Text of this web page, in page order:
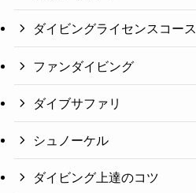
ダイビングライセンスコース
ファンダイビング
ダイブサファリ
シュノーケル
ダイビング上達のコツ